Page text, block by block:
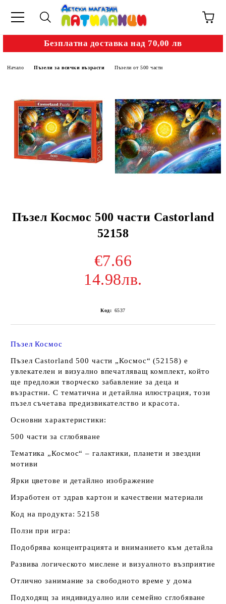
Безплатна доставка над 70,00 лв
Начало Пъзели за всички възрасти Пъзели от 500 части
Пъзел Космос 500 части Castorland
52158
€7.66
14.98лв.
Код: 6537
Пъзел Космос
Пъзел Castorland 500 части „Космос“ (52158) е
увлекателен и визуално впечатляващ комплект, който
ще предложи творческо забавление за деца и
възрастни. С тематична и детайлна илюстрация, този
пъзел съчетава предизвикателство и красота.
Основни характеристики:
500 части за сглобяване
Тематика „Космос“ – галактики, планети и звездни
мотиви
Ярки цветове и детайлно изображение
Изработен от здрав картон и качествени материали
Код на продукта: 52158
Ползи при игра:
Подобрява концентрацията и вниманието към детайла
Развива логическото мислене и визуалното възприятие
Отлично занимание за свободното време у дома
Подходящ за индивидуално или семейно сглобяване